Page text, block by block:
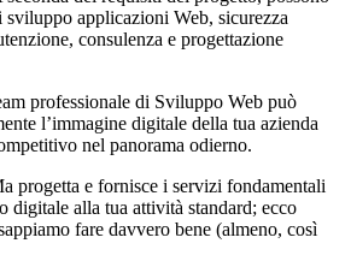
applicazioni Web, sicurezza
consulenza e progettazione
professionale di Sviluppo Web può
l’immagine digitale della tua azienda
nel panorama odierno.
progetta e fornisce i servizi fondamentali
digitale alla tua attività standard; ecco
fare davvero bene (almeno, così